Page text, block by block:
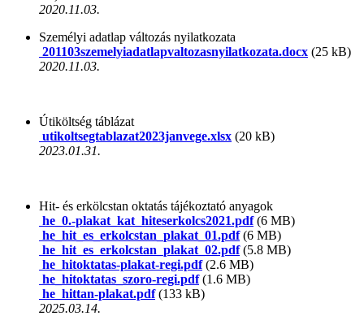
2020.11.03.
Személyi adatlap változás nyilatkozata
201103szemelyiadatlapvaltozasnyilatkozata.docx (25 kB)
2020.11.03.
Útiköltség táblázat
utikoltsegtablazat2023janvege.xlsx (20 kB)
2023.01.31.
Hit- és erkölcstan oktatás tájékoztató anyagok
he_0.-plakat_kat_hiteserkolcs2021.pdf(6 MB)
he_hit_es_erkolcstan_plakat_01.pdf(6 MB)
he_hit_es_erkolcstan_plakat_02.pdf(5.8 MB)
he_hitoktatas-plakat-regi.pdf(2.6 MB)
he_hitoktatas_szoro-regi.pdf(1.6 MB)
he_hittan-plakat.pdf(133 kB)
2025.03.14.